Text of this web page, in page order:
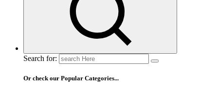
Search for:
Or check our Popular Categories...